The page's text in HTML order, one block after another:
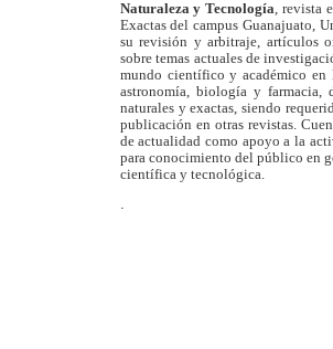
Naturaleza y Tecnología, revista
Exactas del campus Guanajuato,
su revisión y arbitraje, artículos
sobre temas actuales de
mundo científico y académico en
astronomía, biología y farmacia,
naturales y exactas, siendo
publicación en otras revistas.
de actualidad como apoyo a la
para conocimiento del público en
científica y tecnológica.
.